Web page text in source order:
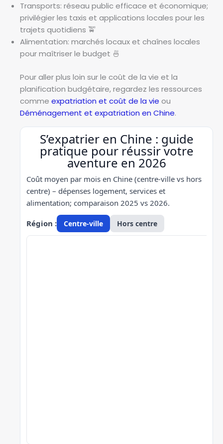
Transports: réseau public efficace et économique;
privilégier les taxis et applications locales pour les
trajets quotidiens 🚖
Alimentation: marchés locaux et chaînes locales
pour maîtriser le budget 🍜
Pour aller plus loin sur le coût de la vie et la
planification budgétaire, regardez les ressources
comme expatriation et coût de la vie ou
Déménagement et expatriation en Chine.
S’expatrier en Chine : guide
pratique pour réussir votre
aventure en 2026
Coût moyen par mois en Chine (centre-ville vs hors
centre) – dépenses logement, services et
alimentation; comparaison 2025 vs 2026.
Région : Centre-ville Hors centre